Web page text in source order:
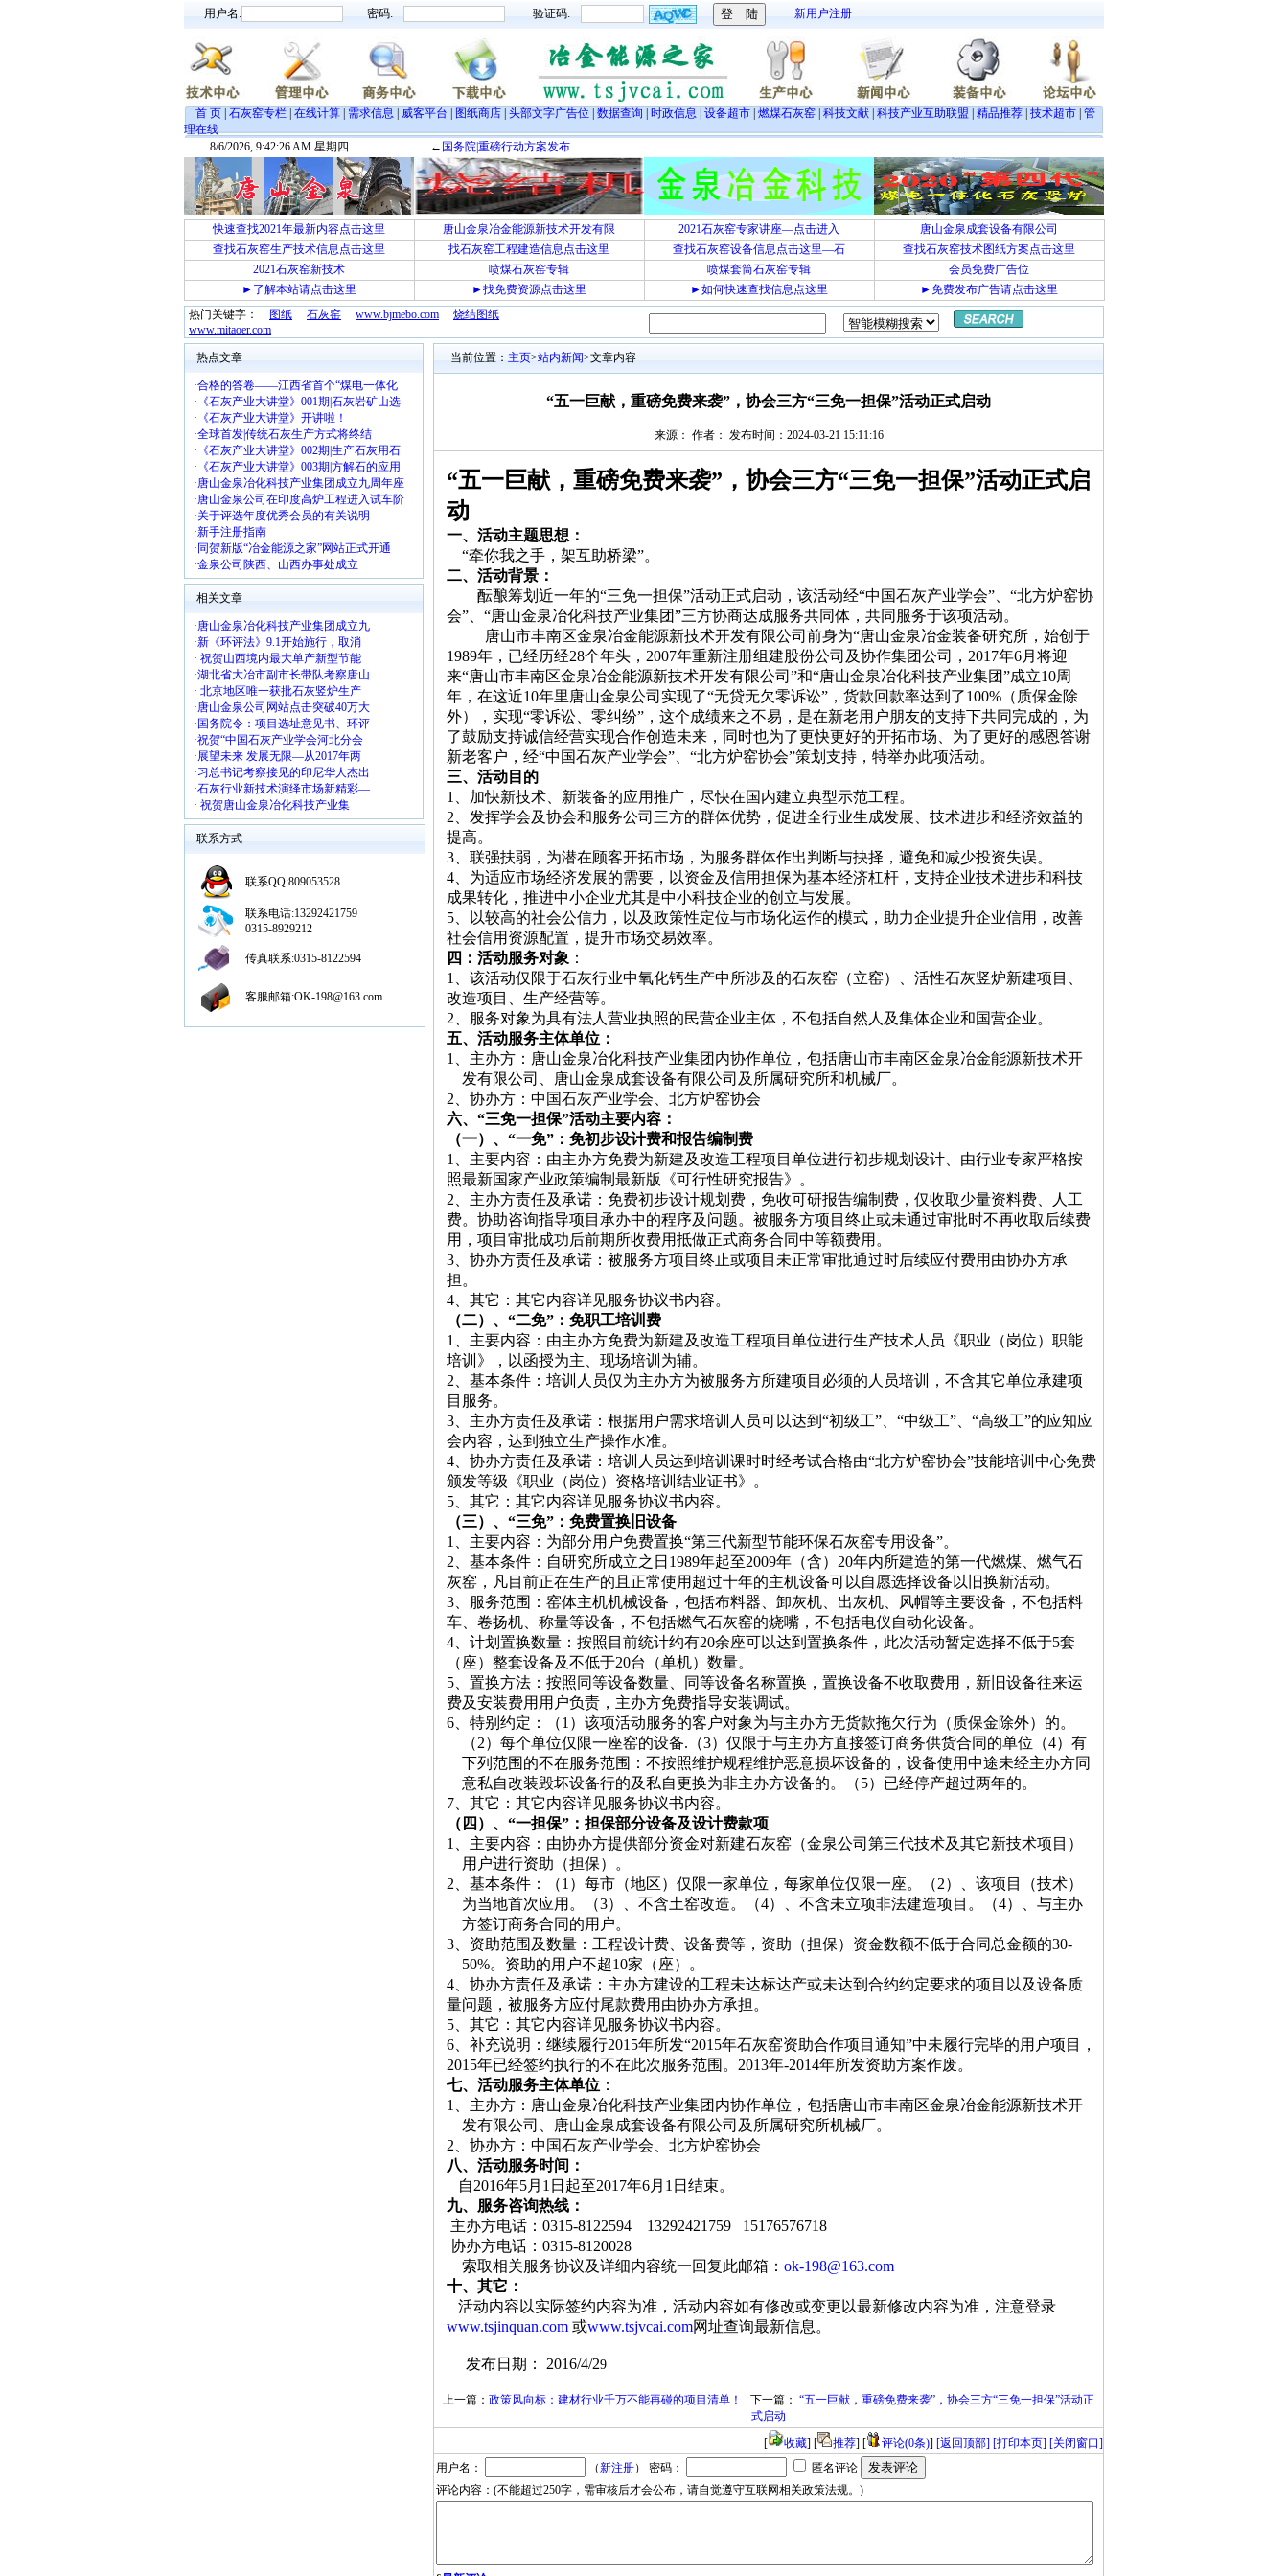
用户名: 密码: 验证码: 新用户注册
首 页 石灰窑专栏 在线计算 需求信息 威客平台 图纸商店 头部文字广告位 数据查询 时政信息 设备超市 燃煤石灰窑 科技文献 科技产业互助联盟 精品推荐 技术超市 管
理在线
8/6/2026, 9:42:27 AM 星期四
国务院|重磅行动方案发布
快速查找2021年最新内容点击这里 唐山金泉冶金能源新技术开发有限 2021石灰窑专家讲座—点击进入
唐山金泉成套设备有限公司
查找石灰窑生产技术信息点击这里
找石灰窑工程建造信息点击这里 查找石灰窑设备信息点击这里—石
查找石灰窑技术图纸方案点击这里
2021石灰窑新技术
喷煤石灰窑专辑 喷煤套筒石灰窑专辑
会员免费广告位
►了解本站请点击这里
►找免费资源点击这里 ►如何快速查找信息点这里
►免费发布广告请点击这里
热门关键字：
图纸 石灰窑 www.bjmebo.com
烧结图纸
www.mitaoer.com
热点文章
·合格的答卷——江西省首个“煤电一体化
· 《石灰产业大讲堂》001期|石灰岩矿山选
· 《石灰产业大讲堂》开讲啦！
·全球首发|传统石灰生产方式将终结
· 《石灰产业大讲堂》002期|生产石灰用石
· 《石灰产业大讲堂》003期|方解石的应用
·唐山金泉冶化科技产业集团成立九周年座
·唐山金泉公司在印度高炉工程进入试车阶
·关于评选年度优秀会员的有关说明
·新手注册指南
· 同贺新版“冶金能源之家”网站正式开通
·金泉公司陕西、山西办事处成立
相关文章
·唐山金泉冶化科技产业集团成立九
·新《环评法》9.1开始施行，取消
· 祝贺山西境内最大单产新型节能
·湖北省大冶市副市长带队考察唐山
· 北京地区唯一获批石灰竖炉生产
·唐山金泉公司网站点击突破40万大
· 国务院令：项目选址意见书、环评
·祝贺“中国石灰产业学会河北分会
·展望未来 发展无限—从2017年两
·习总书记考察接见的印尼华人杰出
·石灰行业新技术演绎市场新精彩—
· 祝贺唐山金泉冶化科技产业集
联系方式
联系QQ:809053528
联系电话:13292421759
0315-8929212
传真联系:0315-8122594
客服邮箱:OK-198@163.com
当前位置： 主页>站内新闻>文章内容
“五一巨献，重磅免费来袭”，协会三方“三免一担保”活动正式启动
来源： 作者： 发布时间：2024-03-21 15:11:16
“五一巨献，重磅免费来袭”，协会三方“三免一担保”活动正式启
动
一、活动主题思想：
“牵你我之手，架互助桥梁”。
二、活动背景：
酝酿筹划近一年的“三免一担保”活动正式启动，该活动经“中国石灰产业学会”、“北方炉窑协
会”、“唐山金泉冶化科技产业集团”三方协商达成服务共同体，共同服务于该项活动。
唐山市丰南区金泉冶金能源新技术开发有限公司前身为“唐山金泉冶金装备研究所，始创于
1989年，已经历经28个年头， 2007年重新注册组建股份公司及协作集团公司， 2017年6月将迎
来“唐山市丰南区金泉冶金能源新技术开发有限公司”和“唐山金泉冶化科技产业集团”成立10周
年，在这近10年里唐山金泉公司实现了“无贷无欠零诉讼”，货款回款率达到了100% （质保金除
外），实现“零诉讼、零纠纷”，这个成绩来之不易，是在新老用户朋友的支持下共同完成的，为
了鼓励支持诚信经营实现合作创造未来，同时也为了更快更好的开拓市场、为了更好的感恩答谢
新老客户，经“中国石灰产业学会”、“北方炉窑协会”策划支持，特举办此项活动。
三、活动目的
1
、加快新技术、新装备的应用推广，尽快在国内建立典型示范工程。
2 、发挥学会及协会和服务公司三方的群体优势，促进全行业生成发展、技术进步和经济效益的
提高。
3 、联强扶弱，为潜在顾客开拓市场，为服务群体作出判断与抉择，避免和减少投资失误。
4 、为适应市场经济发展的需要，以资金及信用担保为基本经济杠杆，支持企业技术进步和科技
成果转化，推进中小企业尤其是中小科技企业的创立与发展。
5 、以较高的社会公信力，以及政策性定位与市场化运作的模式，助力企业提升企业信用，改善
社会信用资源配置，提升市场交易效率。
四：活动服务对象 ：
1
、该活动仅限于石灰行业中氧化钙生产中所涉及的石灰窑（立窑）、活性石灰竖炉新建项目、
改造项目、生产经营等。
2 、服务对象为具有法人营业执照的民营企业主体，不包括自然人及集体企业和国营企业。
五、活动服务主体单位：
1
、主办方：唐山金泉冶化科技产业集团内协作单位，包括唐山市丰南区金泉冶金能源新技术开
发有限公司、唐山金泉成套设备有限公司及所属研究所和机械厂。
2 、协办方：中国石灰产业学会、北方炉窑协会
六、“三免一担保”活动主要内容：
（一）、“一免”：免初步设计费和报告编制费
1
、主要内容：由主办方免费为新建及改造工程项目单位进行初步规划设计、由行业专家严格按
照最新国家产业政策编制最新版《可行性研究报告》。
2 、主办方责任及承诺：免费初步设计规划费，免收可研报告编制费，仅收取少量资料费、人工
费。协助咨询指导项目承办中的程序及问题。被服务方项目终止或未通过审批时不再收取后续费
用，项目审批成功后前期所收费用抵做正式商务合同中等额费用。
3 、协办方责任及承诺：被服务方项目终止或项目未正常审批通过时后续应付费用由协办方承
担。
4 、其它：其它内容详见服务协议书内容。
（二）、“二免”：免职工培训费
1
、主要内容：由主办方免费为新建及改造工程项目单位进行生产技术人员《职业（岗位）职能
培训》，以函授为主、现场培训为辅。
2 、基本条件：培训人员仅为主办方为被服务方所建项目必须的人员培训，不含其它单位承建项
目服务。
3 、主办方责任及承诺：根据用户需求培训人员可以达到“初级工”、“中级工”、“高级工”的应知应
会内容，达到独立生产操作水准。
4 、协办方责任及承诺：培训人员达到培训课时时经考试合格由“北方炉窑协会”技能培训中心免费
颁发等级《职业（岗位）资格培训结业证书》。
5 、其它：其它内容详见服务协议书内容。
（三）、“三免”：免费置换旧设备
1
、主要内容：为部分用户免费置换“第三代新型节能环保石灰窑专用设备”。
2 、基本条件：自研究所成立之日 1989年起至2009年（含） 20年内所建造的第一代燃煤、燃气石
灰窑，凡目前正在生产的且正常使用超过十年的主机设备可以自愿选择设备以旧换新活动。
3 、服务范围：窑体主机机械设备，包括布料器、卸灰机、出灰机、风帽等主要设备，不包括料
车、卷扬机、称量等设备，不包括燃气石灰窑的烧嘴，不包括电仪自动化设备。
4 、计划置换数量：按照目前统计约有20余座可以达到置换条件，此次活动暂定选择不低于5套
（座）整套设备及不低于20台（单机）数量。
5 、置换方法：按照同等设备数量、同等设备名称置换，置换设备不收取费用，新旧设备往来运
费及安装费用用户负责，主办方免费指导安装调试。
6 、特别约定：（1 ）该项活动服务的客户对象为与主办方无货款拖欠行为（质保金除外）的。
（2）每个单位仅限一座窑的设备. （3）仅限于与主办方直接签订商务供货合同的单位（4）有
下列范围的不在服务范围：不按照维护规程维护恶意损坏设备的，设备使用中途未经主办方同
意私自改装毁坏设备行的及私自更换为非主办方设备的。（5）已经停产超过两年的。
7 、其它：其它内容详见服务协议书内容。
（四）、“一担保”：担保部分设备及设计费款项
1
、主要内容：由协办方提供部分资金对新建石灰窑（金泉公司第三代技术及其它新技术项目）
用户进行资助（担保）。
2 、基本条件：（1 ）每市（地区）仅限一家单位，每家单位仅限一座。（2）、该项目（技术）
为当地首次应用。（3）、不含土窑改造。（4）、不含未立项非法建造项目。（4）、与主办
方签订商务合同的用户。
3 、资助范围及数量：工程设计费、设备费等，资助（担保）资金数额不低于合同总金额的30-
50%。资助的用户不超10家（座）。
4 、协办方责任及承诺：主办方建设的工程未达标达产或未达到合约约定要求的项目以及设备质
量问题，被服务方应付尾款费用由协办方承担。
5 、其它：其它内容详见服务协议书内容。
6 、补充说明：继续履行2015年所发“2015年石灰窑资助合作项目通知”中未履行完毕的用户项目，
2015年已经签约执行的不在此次服务范围。 2013年-2014年所发资助方案作废。
七、活动服务主体单位 ：
1
、主办方：唐山金泉冶化科技产业集团内协作单位，包括唐山市丰南区金泉冶金能源新技术开
发有限公司、唐山金泉成套设备有限公司及所属研究所机械厂。
2 、协办方：中国石灰产业学会、北方炉窑协会
八、活动服务时间：
自2016年5月 1 日 起至2017年6月 1 日 结束。
九、服务咨询热线：
主办方电话： 0315-8122594 13292421759 15176576718
协办方电话： 0315-8120028
索取相关服务协议及详细内容统一回复此邮箱： ok-198@163.com
十、其它：
活动内容以实际签约内容为准，活动内容如有修改或变更以最新修改内容为准，注意登录
www.tsjinquan.com 或www.tsjvcai.com网址查询最新信息。
发布日期： 2016/4/29
上一篇： 政策风向标：建材行业千万不能再碰的项目清单！ 下一篇： “五一巨献，重磅免费来袭”，协会三方“三免一担保”活动正
式启动
[
收藏] [ 推荐] [ 评论(0条)] [返回顶部] [打印本页] [关闭窗口]
用户名：
（新注册） 密码：
匿名评论
评论内容：(不能超过250字，需审核后才会公布，请自觉遵守互联网相关政策法规。)